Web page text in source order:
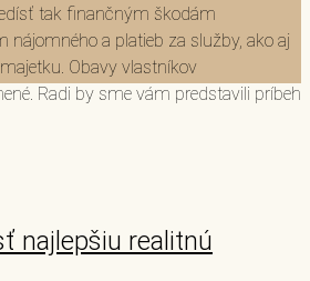
tak finančným škodám
nájomného a platieb za služby, ako aj
Obavy vlastníkov
Radi by sme vám predstavili príbeh
najlepšiu realitnú